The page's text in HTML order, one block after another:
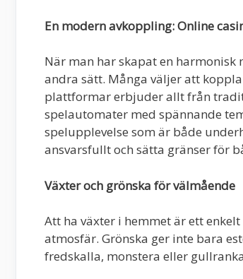
En modern avkoppling: Online
När man har skapat en
andra sätt. Många väljer att
plattformar erbjuder allt från
spelautomater med spännande
spelupplevelse som är både
ansvarsfullt och sätta gränser för
Växter och grönska för välmående
Att ha växter i hemmet är ett
atmosfär. Grönska ger inte bara
fredskalla, monstera eller